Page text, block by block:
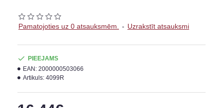
Pamatojoties uz 0 atsauksmēm. - Uzrakstīt atsauksmi
PIEEJAMS
EAN: 2000000503066
Artikuls: 4099R